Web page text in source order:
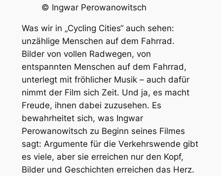
© Ingwar Perowanowitsch
Was wir in „Cycling Cities“ auch sehen:
unzählige Menschen auf dem Fahrrad.
Bilder von vollen Radwegen, von
entspannten Menschen auf dem Fahrrad,
unterlegt mit fröhlicher Musik – auch dafür
nimmt der Film sich Zeit. Und ja, es macht
Freude, ihnen dabei zuzusehen. Es
bewahrheitet sich, was Ingwar
Perowanowitsch zu Beginn seines Filmes
sagt: Argumente für die Verkehrswende gibt
es viele, aber sie erreichen nur den Kopf,
Bilder und Geschichten erreichen das Herz.